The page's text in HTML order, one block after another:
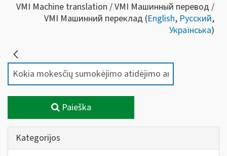
VMI Machine translation / VMI Машинный перевод /
VMI Машинний переклад (English, Русский,
Українська)
Paieška
Kategorijos